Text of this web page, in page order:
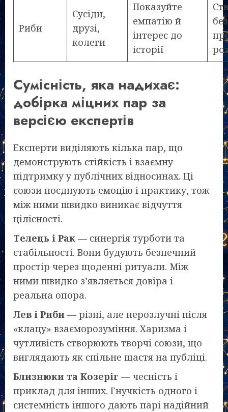
Риби
Сусіди,
друзі,
колеги
Показуйте
емпатію й
інтерес до
історії
Сумісність, яка надихає:
добірка міцних пар за
версією експертів
Експерти виділяють кілька пар, що
демонструють стійкість і взаємну
підтримку у публічних відносинах. Ці
союзи поєднують емоцію і практику, тож
між ними швидко виникає відчуття
цілісності.
Телець і Рак — синергія турботи та
стабільності. Вони будують безпечний
простір через щоденні ритуали. Між
ними швидко з’являється довіра і
реальна опора.
Лев і Риби — різні, але нерозлучні після
«клацу» взаєморозуміння. Харизма і
чутливість створюють творчі союзи, що
виглядають як спільне щастя на публіці.
Близнюки та Козеріг — чесність і
приклад для інших. Гнучкість одного і
системність іншого дають парі надійний